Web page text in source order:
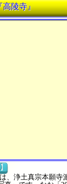
高陵寺』
、浄土真宗本願寺